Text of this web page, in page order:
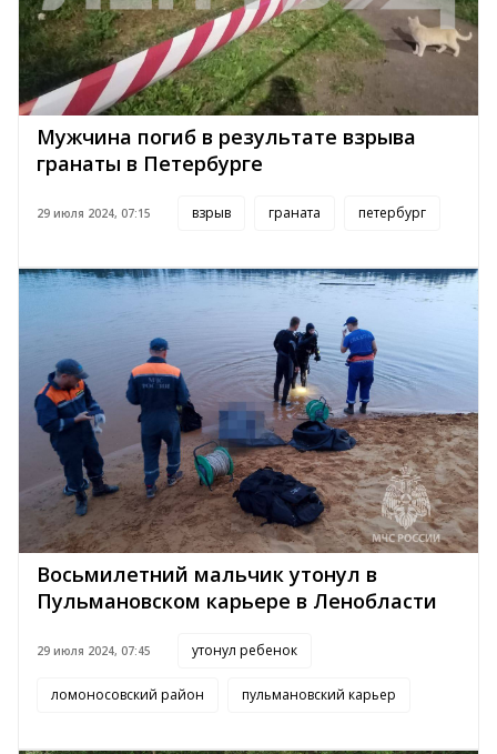
Мужчина погиб в результате взрыва
гранаты в Петербурге
29 июля 2024, 07:15 взрыв граната петербург
Восьмилетний мальчик утонул в
Пульмановском карьере в Ленобласти
29 июля 2024, 07:45 утонул ребенок
ломоносовский район пульмановский карьер